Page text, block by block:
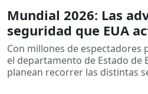
Mundial 2026: Las
seguridad que EUA
Con millones de espectadores
el departamento de Estado de
planean recorrer las distintas